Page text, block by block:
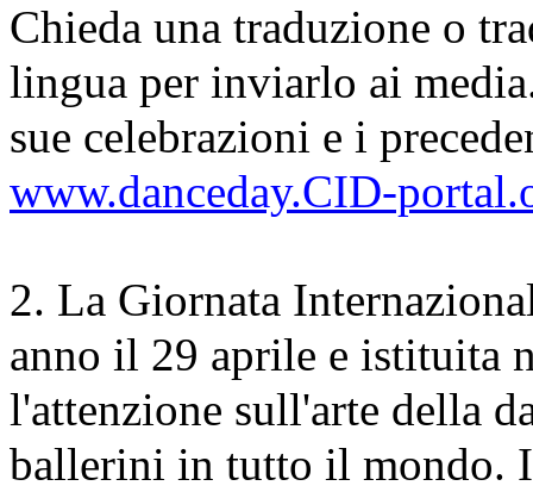
Chieda una traduzione o
lingua per inviarlo ai
www.danceday.CID-
2. La Giornata
anno il 29 aprile e istituita
l'attenzione sull'arte della
ballerini in tutto il mondo.